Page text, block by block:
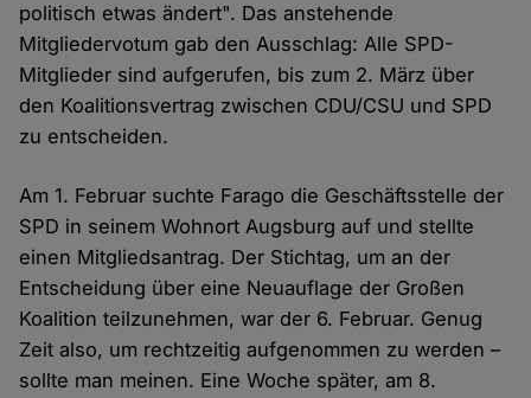
politisch etwas ändert". Das anstehende
Mitgliedervotum gab den Ausschlag: Alle SPD-
Mitglieder sind aufgerufen, bis zum 2. März über
den Koalitionsvertrag zwischen CDU/CSU und SPD
zu entscheiden.
Am 1. Februar suchte Farago die Geschäftsstelle der
SPD in seinem Wohnort Augsburg auf und stellte
einen Mitgliedsantrag. Der Stichtag, um an der
Entscheidung über eine Neuauflage der Großen
Koalition teilzunehmen, war der 6. Februar. Genug
Zeit also, um rechtzeitig aufgenommen zu werden –
sollte man meinen. Eine Woche später, am 8.